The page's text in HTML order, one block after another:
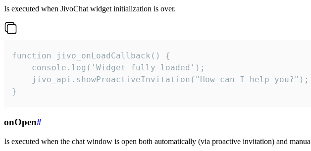
Is executed when JivoChat widget initialization is over.
function jivo_onLoadCallback() {
    console.log('Widget fully loaded');
    jivo_api.showProactiveInvitation("How can I help you?");
}
onOpen#
Is executed when the chat window is open both automatically (via proactive invitation) and